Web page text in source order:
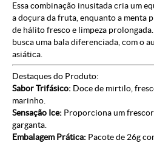
Essa combinação inusitada cria um
a doçura da fruta, enquanto a menta
de hálito fresco e limpeza
busca uma bala diferenciada, com o
asiática.
Destaques do Produto:
Sabor Trifásico: Doce de mirtilo,
marinho.
Sensação Ice: Proporciona um
garganta.
Embalagem Prática: Pacote de 26g